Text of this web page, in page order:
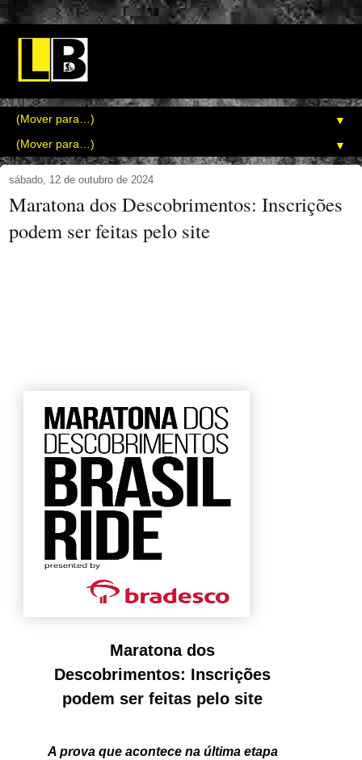
▼
▼
sábado, 12 de outubro de 2024
Maratona dos Descobrimentos: Inscrições
podem ser feitas pelo site
Maratona dos
Descobrimentos: Inscrições
podem ser feitas pelo site
A prova que acontece na última etapa